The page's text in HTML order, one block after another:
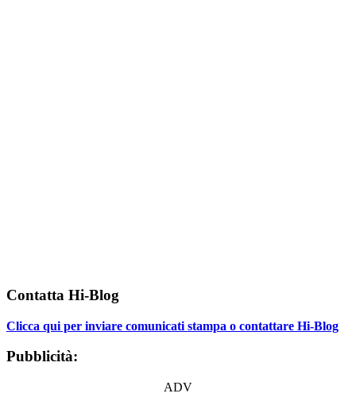
Contatta Hi-Blog
Clicca qui per inviare comunicati stampa o contattare Hi-Blog
Pubblicità:
ADV